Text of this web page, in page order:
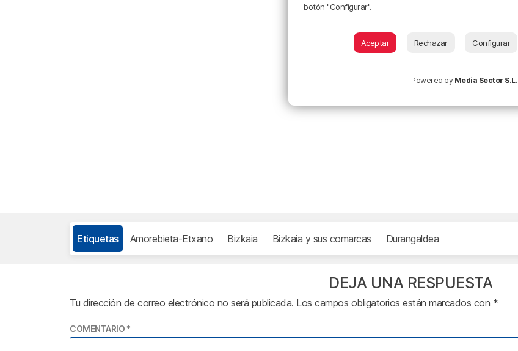
Etiquetas Amorebieta-Etxano Bizkaia Bizkaia y sus comarcas Durangaldea
DEJA UNA RESPUESTA
Tu dirección de correo electrónico no será publicada. Los campos obligatorios están marcados con *
COMENTARIO *
botón "Configurar".
Aceptar Rechazar Configurar
Powered by Media Sector S.L.